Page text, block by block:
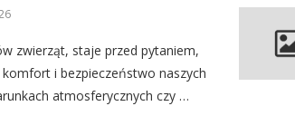
zwierząt, staje przed pytaniem,
i bezpieczeństwo naszych
atmosferycznych czy …